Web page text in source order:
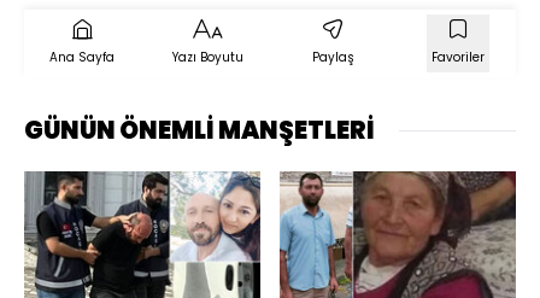
Ana Sayfa Yazı Boyutu Paylaş Favoriler
GÜNÜN ÖNEMLİ MANŞETLERİ